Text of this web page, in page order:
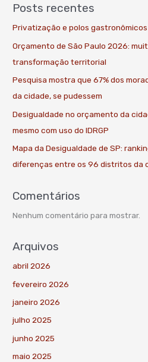
Posts recentes
Privatização e polos
Orçamento de São Paulo 2026:
transformação territorial
Pesquisa mostra que 67% dos
da cidade, se pudessem
Desigualdade no orçamento da
mesmo com uso do IDRGP
Mapa da Desigualdade de SP:
diferenças entre os 96 distritos da
Comentários
Nenhum comentário para mostrar.
Arquivos
abril 2026
fevereiro 2026
janeiro 2026
julho 2025
junho 2025
maio 2025